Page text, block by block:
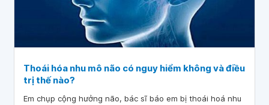
Thoái hóa nhu mô não có nguy hiểm không và điều
trị thế nào?
Em chụp cộng hưởng não, bác sĩ báo em bị thoái hoá nhu